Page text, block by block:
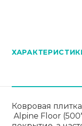
Ковровая
Alpine Floor